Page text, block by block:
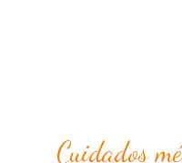
Cuidados